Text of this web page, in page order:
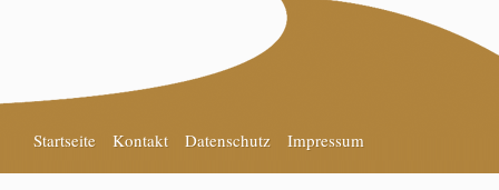
Startseite Kontakt Datenschutz Impressum